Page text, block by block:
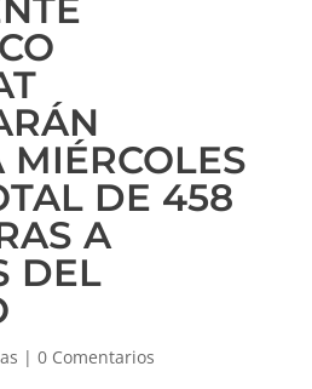
DE 458
A
DEL
| 0 Comentarios